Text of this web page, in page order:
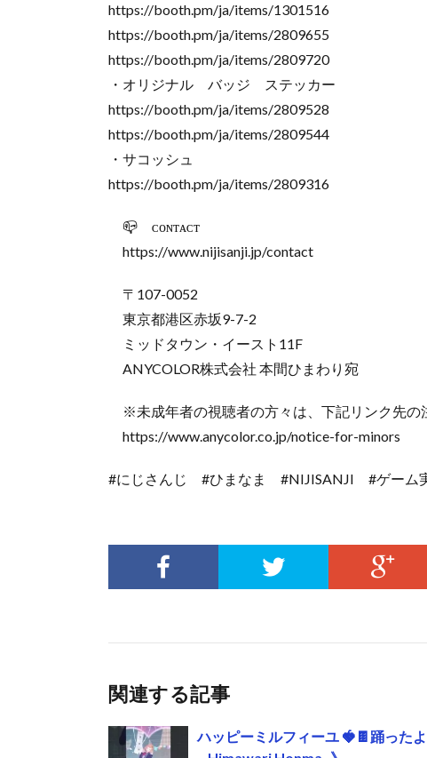
https://booth.pm/ja/items/1301516
https://booth.pm/ja/items/2809655
https://booth.pm/ja/items/2809720
・オリジナル バッジ ステッカー
https://booth.pm/ja/items/2809528
https://booth.pm/ja/items/2809544
・サコッシュ
https://booth.pm/ja/items/2809316
📪 ᴄᴏɴᴛᴀᴄᴛ
https://www.nijisanji.jp/contact
〒107-0052
東京都港区赤坂9-7-2
ミッドタウン・イースト11F
ANYCOLOR株式会社 本間ひまわり宛
※未成年者の視聴者の方々は、下記リンク先の
https://www.anycolor.co.jp/notice-for-minors
#にじさんじ #ひまなま #NIJISANJI #ゲーム
関連する記事
ハッピーミルフィーユ 🍓🍫踊った